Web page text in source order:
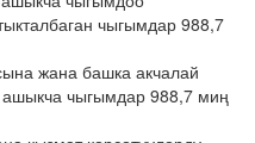
чыгымдар 988,7
жана башка акчалай
чыгымдар 988,7 миң